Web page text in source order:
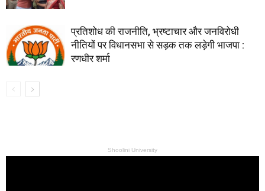
प्रतिशोध की राजनीति, भ्रष्टाचार और जनविरोधी
नीतियों पर विधानसभा से सड़क तक लड़ेगी भाजपा :
रणधीर शर्मा
Shoolini University